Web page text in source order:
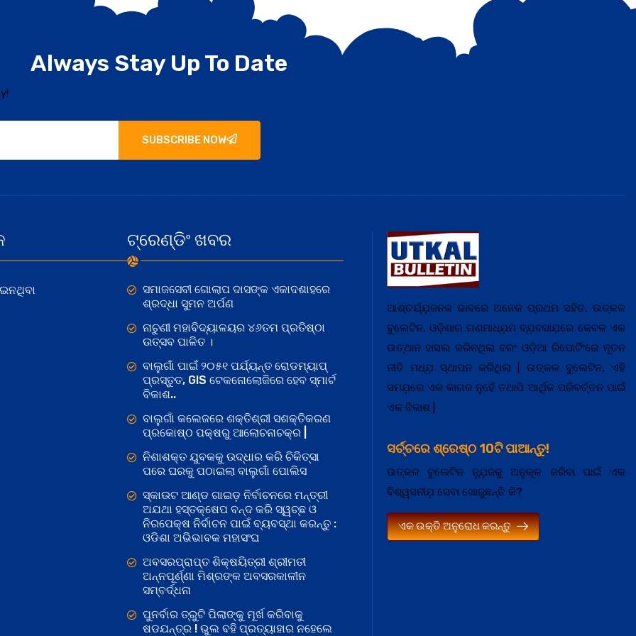
Always Stay Up To Date
SUBSCRIBE NOW
ଟ୍ରେଣ୍ଡିଂ ଖବର
ସମାଜସେବୀ ଗୋଲାପ ଦାସଙ୍କ ଏକାଦଶାହରେ
ଶ୍ରଦ୍ଧା ସୁମନ ଅର୍ପଣ
ନାଚୁଣୀ ମହାବିଦ୍ୟାଳୟର ୪୬ତମ ପ୍ରତିଷ୍ଠା
ଉତ୍ସବ ପାଳିତ ।
ବାଲୁଗାଁ ପାଇଁ ୨୦୫୧ ପର୍ଯ୍ୟନ୍ତ ରୋଡମ୍ୟାପ୍
ପ୍ରସ୍ତୁତ, GIS ଟେକନୋଲୋଜିରେ ହେବ ସ୍ମାର୍ଟ
ବିକାଶ..
ବାଲୁଗାଁ କଲେଜରେ ଶକ୍ତିଶ୍ରୀ ସଶକ୍ତିକରଣ
ପ୍ରକୋଷ୍ଠ ପକ୍ଷରୁ ଆଲୋଚନାଚକ୍ର |
ନିଶାଶକ୍ତ ଯୁବକକୁ ଉଦ୍ଧାର କରି ଚିକିତ୍ସା
ପରେ ଘରକୁ ପଠାଇଲା ବାଲୁଗାଁ ପୋଲିସ
ସ୍କାଉଟ ଆଣ୍ଡ ଗାଇଡ଼ ନିର୍ବାଚନରେ ମନ୍ତ୍ରୀ
ଅଯଥା ହସ୍ତକ୍ଷେପ ବନ୍ଦ କରି ସ୍ୱଚ୍ଛ ଓ
ନିରପେକ୍ଷ ନିର୍ବାଚନ ପାଇଁ ବ୍ୟବସ୍ଥା କରନ୍ତୁ :
ଓଡିଶା ଅଭିଭାବକ ମହାସଂଘ
ଅବସରପ୍ରାପ୍ତ ଶିକ୍ଷୟିତ୍ରୀ ଶ୍ରୀମତୀ
ଅନ୍ନପୂର୍ଣ୍ଣା ମିଶ୍ରଙ୍କ ଅବସରକାଳୀନ
ସମ୍ବର୍ଦ୍ଧନା
ପୁନର୍ବାର ତ୍ରୁଟି ପିଲାଙ୍କୁ ମୂର୍ଖ କରିବାକୁ
ଷଡଯନ୍ତ୍ର ! ଭୁଲ ବହି ପ୍ରତ୍ୟାହାର ନହେଲେ
ଆଶ୍ଚର୍ଯ୍ଯ଼ଜନକ ଭାବରେ ଅନେକ ପ୍ରଥମ ସହିତ, ଉତ୍କଳ
ବୁଲେଟିନ, ଓଡ଼ିଶାର ଗଣମାଧ୍ଯ଼ମ ବ୍ଯ଼ବସାଯ଼ରେ କେବଳ ଏକ
ଉତ୍ଥାନ ହାସଲ କରିନଥିଲା ବରଂ ଓଡ଼ିଆ ରିପୋର୍ଟିଂରେ ନୂତନ
ନୀତି ମଧ୍ଯ଼ ସ୍ଥାପନ କରିଥିଲା | ଉତ୍କଳ ବୁଲେଟିନ, ଏହି
ସମଯ଼ରେ ଏକ କାଗଜ ନୁହେଁ ତଥାପି ଆର୍ଥିକ ପରିବର୍ତ୍ତନ ପାଇଁ
ଏକ ବିକାଶ |
ସର୍ଚ୍ଚରେ ଶ୍ରେଷ୍ଠ 10ଟି ପାଆନ୍ତୁ!
ଉତ୍କଳ ବୁଲେଟିନ ନ୍ଯ଼ୁଜକୁ ଅନୁକୂଳ କରିବା ପାଇଁ ଏକ
ବିଶ୍ୱସନୀଯ଼ ସେବା ଖୋଜୁଛନ୍ତି କି?
ଏକ ଉକ୍ତି ଅନୁରୋଧ କରନ୍ତୁ